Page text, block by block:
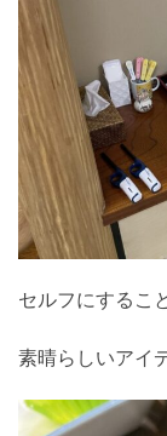
セルフにするこ
素晴らしいアイ